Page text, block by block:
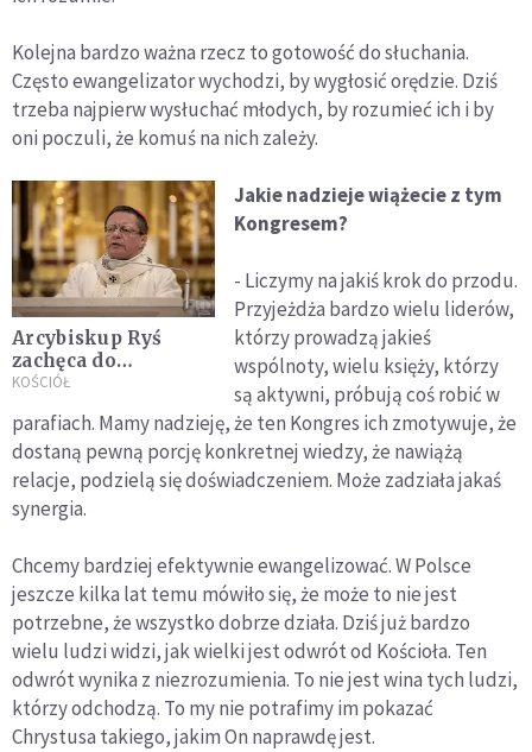
Kolejna bardzo ważna rzecz to gotowość do słuchania.
Często ewangelizator wychodzi, by wygłosić orędzie. Dziś
trzeba najpierw wysłuchać młodych, by rozumieć ich i by
oni poczuli, że komuś na nich zależy.
Arcybiskup Ryś
zachęca do
uczestnictwa w
Ewangelizacji
KOŚCIÓŁ
Jakie nadzieje wiążecie z tym
Kongresem?
- Liczymy na jakiś krok do przodu.
Przyjeżdża bardzo wielu liderów,
którzy prowadzą jakieś
wspólnoty, wielu księży, którzy
są aktywni, próbują coś robić w
parafiach. Mamy nadzieję, że ten Kongres ich zmotywuje, że
dostaną pewną porcję konkretnej wiedzy, że nawiążą
relacje, podzielą się doświadczeniem. Może zadziała jakaś
synergia.
Chcemy bardziej efektywnie ewangelizować. W Polsce
jeszcze kilka lat temu mówiło się, że może to nie jest
potrzebne, że wszystko dobrze działa. Dziś już bardzo
wielu ludzi widzi, jak wielki jest odwrót od Kościoła. Ten
odwrót wynika z niezrozumienia. To nie jest wina tych ludzi,
którzy odchodzą. To my nie potrafimy im pokazać
Chrystusa takiego, jakim On naprawdę jest.